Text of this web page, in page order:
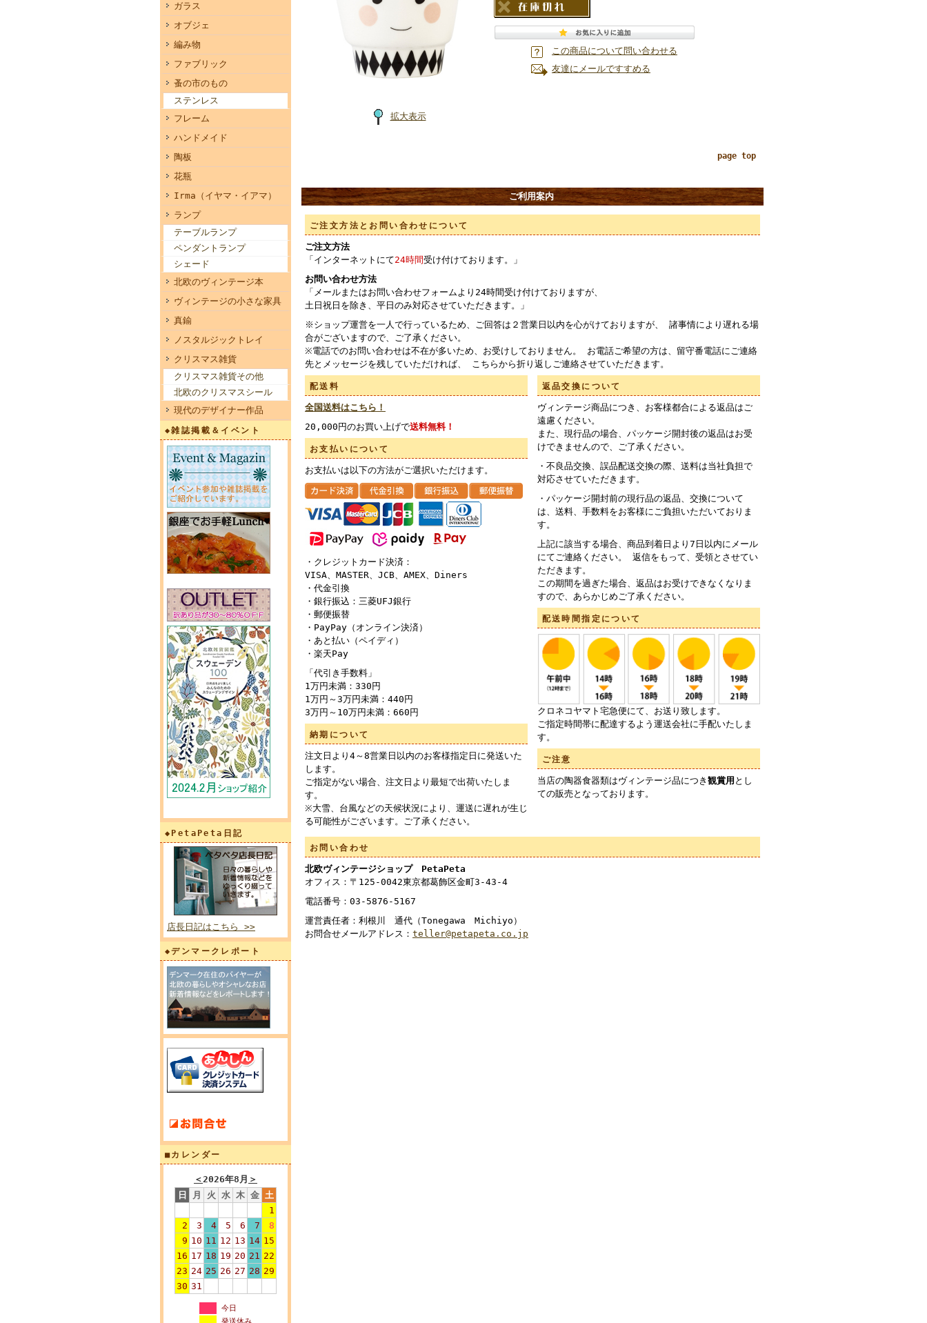
ガラス
オブジェ
編み物
ファブリック
蚤の市のもの
ステンレス
フレーム
ハンドメイド
陶板
花瓶
Irma（イヤマ・イアマ）
ランプ
テーブルランプ
ペンダントランプ
シェード
北欧のヴィンテージ本
ヴィンテージの小さな家具
真鍮
ノスタルジックトレイ
クリスマス雑貨
クリスマス雑貨その他
北欧のクリスマスシール
現代のデザイナー作品
◆雑誌掲載＆イベント
◆PetaPeta日記
店長日記はこちら >>
◆デンマークレポート
■カレンダー
＜2026年8月 ＞
日
月 火 水 木 金 土
1
2
3 4 5 6 7
8
9 10 11 12 13 14 15
16 17 18 19 20 21 22
23 24 25 26 27 28 29
30 31
今日
拡大表示
この商品について問い合わせる
友達にメールですすめる
page top
ご利用案内
ご注文方法とお問い合わせについて
ご注文方法
「インターネットにて24時間受け付けております。」
お問い合わせ方法
「メールまたはお問い合わせフォームより24時間受け付けておりますが、
土日祝日を除き、平日のみ対応させていただきます。」
※ショップ運営を一人で行っているため、ご回答は２営業日以内を心がけておりますが、 諸事情により遅れる場
合がございますので、ご了承ください。
※電話でのお問い合わせは不在が多いため、お受けしておりません。 お電話ご希望の方は、留守番電話にご連絡
先とメッセージを残していただければ、 こちらから折り返しご連絡させていただきます。
配送料
全国送料はこちら！
20,000円のお買い上げで送料無料！
お支払いについて
お支払いは以下の方法がご選択いただけます。
・クレジットカード決済：
VISA、MASTER、JCB、AMEX、Diners
・代金引換
・銀行振込：三菱UFJ銀行
・郵便振替
・PayPay（オンライン決済）
・あと払い（ペイディ）
・楽天Pay
「代引き手数料」
1万円未満：330円
1万円～3万円未満：440円
3万円～10万円未満：660円
納期について
注文日より4～8営業日以内のお客様指定日に発送いた
します。
ご指定がない場合、注文日より最短で出荷いたしま
す。
※大雪、台風などの天候状況により、運送に遅れが生じ
る可能性がございます。ご了承ください。
返品交換について
ヴィンテージ商品につき、お客様都合による返品はご
遠慮ください。
また、現行品の場合、パッケージ開封後の返品はお受
けできませんので、ご了承ください。
・不良品交換、誤品配送交換の際、送料は当社負担で
対応させていただきます。
・パッケージ開封前の現行品の返品、交換について
は、送料、手数料をお客様にご負担いただいておりま
す。
上記に該当する場合、商品到着日より7日以内にメール
にてご連絡ください。 返信をもって、受領とさせてい
ただきます。
この期間を過ぎた場合、返品はお受けできなくなりま
すので、あらかじめご了承ください。
配送時間指定について
クロネコヤマト宅急便にて、お送り致します。
ご指定時間帯に配達するよう運送会社に手配いたしま
す。
ご注意
当店の陶器食器類はヴィンテージ品につき 観賞用 とし
ての販売となっております。
お問い合わせ
北欧ヴィンテージショップ PetaPeta
オフィス：〒125-0042東京都葛飾区金町3-43-4
電話番号：03-5876-5167
運営責任者：利根川 通代（Tonegawa Michiyo）
お問合せメールアドレス： teller@petapeta.co.jp